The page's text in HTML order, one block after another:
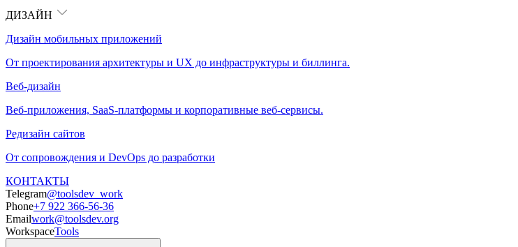
ДИЗАЙН
Дизайн мобильных приложений
От проектирования архитектуры и UX до инфраструктуры и биллинга.
Веб-дизайн
Веб-приложения, SaaS-платформы и корпоративные веб-сервисы.
Редизайн сайтов
От сопровождения и DevOps до разработки
КОНТАКТЫ
Telegram@toolsdev_work
Phone+7 922 366-56-36
Emailwork@toolsdev.org
WorkspaceTools